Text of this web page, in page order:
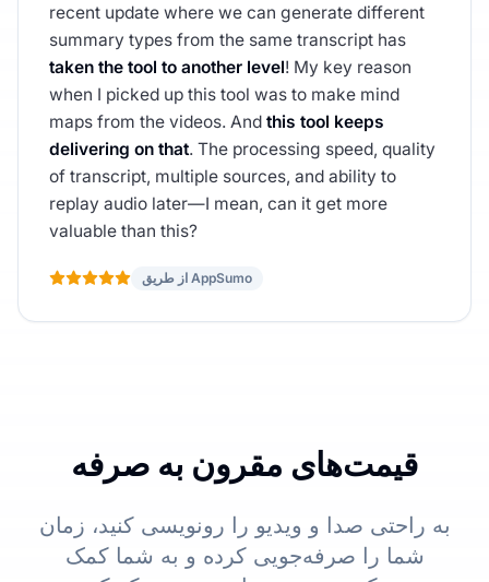
recent update where we can generate different
summary types from the same transcript has
taken the tool to another level! My key reason
when I picked up this tool was to make mind
maps from the videos. And this tool keeps
delivering on that. The processing speed, quality
of transcript, multiple sources, and ability to
replay audio later—I mean, can it get more
valuable than this?
از طریق AppSumo
قیمت‌های مقرون به صرفه
به راحتی صدا و ویدیو را رونویسی کنید، زمان
شما را صرفه‌جویی کرده و به شما کمک